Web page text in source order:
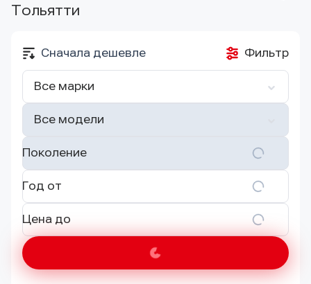
Тольятти
Фильтр
Сначала дешевле
Все марки
Все модели
Поколение
Год от
Цена до